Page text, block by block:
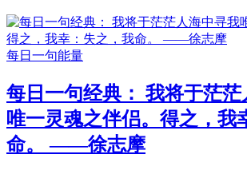
每日一句能量
每日一句经典： 我将于茫
唯一灵魂之伴侣。得之，我
命。 ——徐志摩